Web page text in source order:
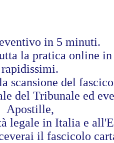
in 5 minuti.
la pratica online
rapidissimi.
scansione del
del Tribunale ed
Apostille,
legale in Italia e
il fascicolo